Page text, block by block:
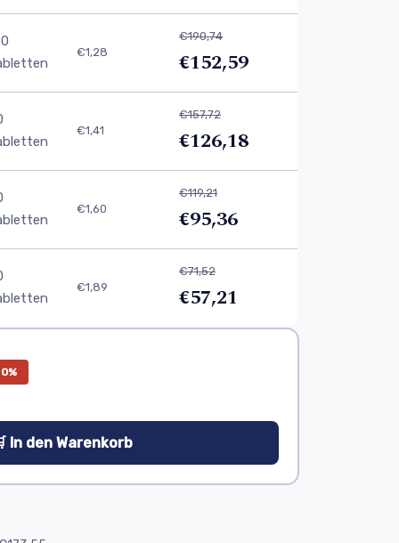
€1,28
€190,74
€152,59
€1,41
€157,72
€126,18
€1,60
€119,21
€95,36
€1,89
€71,52
€57,21
In den Warenkorb